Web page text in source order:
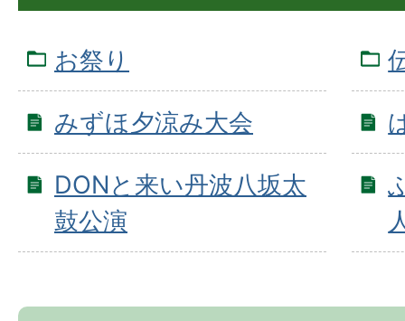
お祭り
みずほ夕涼み大会
DONと来い丹波八坂太
鼓公演